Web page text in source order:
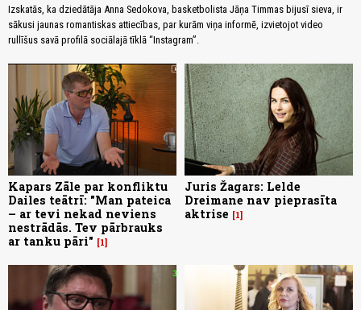
Izskatās, ka dziedātāja Anna Sedokova, basketbolista Jāņa Timmas bijusī sieva, ir
sākusi jaunas romantiskas attiecības, par kurām viņa informē, izvietojot video
rullīšus savā profilā sociālajā tīklā “Instagram”.
Kapars Zāle par konfliktu
Dailes teātrī: "Man pateica
– ar tevi nekad neviens
nestrādās. Tev pārbrauks
ar tanku pāri"
1
Juris Žagars: Lelde
Dreimane nav pieprasīta
aktrise
1